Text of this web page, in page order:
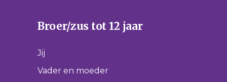
Broer/zus tot 12 jaar
Jij
Vader en moeder